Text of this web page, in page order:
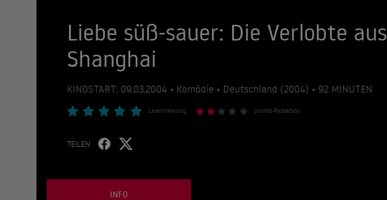
Liebe süß-sauer: Die Verlobte aus
Shanghai
KINOSTART: 09.03.2004 • Komödie • Deutschland (2004) • 92 MINUTEN
Lesermeinung prisma-Redaktion
TEILEN
INFO